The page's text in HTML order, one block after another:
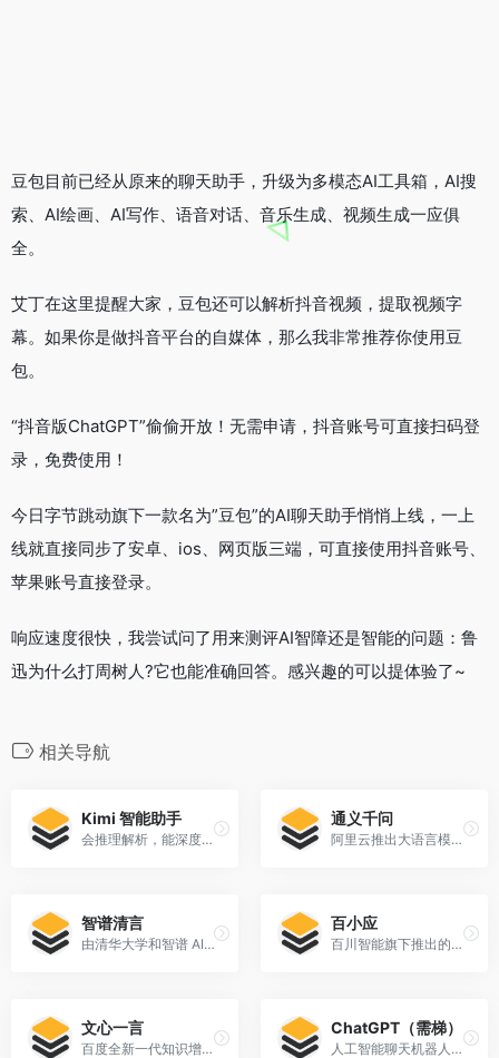
豆包目前已经从原来的聊天助手，升级为多模态AI工具箱，AI搜
索、AI绘画、AI写作、语音对话、音乐生成、视频生成一应俱
全。
艾丁在这里提醒大家，豆包还可以解析抖音视频，提取视频字
幕。如果你是做抖音平台的自媒体，那么我非常推荐你使用豆
包。
“抖音版ChatGPT”偷偷开放！无需申请，抖音账号可直接扫码登
录，免费使用！
今日字节跳动旗下一款名为”豆包”的AI聊天助手悄悄上线，一上
线就直接同步了安卓、ios、网页版三端，可直接使用抖音账号、
苹果账号直接登录。
响应速度很快，我尝试问了用来测评AI智障还是智能的问题：鲁
迅为什么打周树人?它也能准确回答。感兴趣的可以提体验了~
相关导航
Kimi 智能助手
会推理解析，能深度思考的AI助手
通义千问
阿里云推出大语言模型聊天机器人
智谱清言
由清华大学和智谱 AI 联合研发的第二代 GLM 系列对话语言模型
百小应
百川智能旗下推出的一款AI助手，它基于Baichuan 4大模型，具备搜索技术和多轮搜索、定向搜索等能力。
文心一言
百度全新一代知识增强大语言模型
ChatGPT（需梯）
人工智能聊天机器人ChatGPT